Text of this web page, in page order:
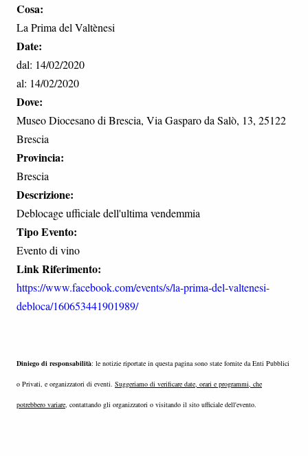
Cosa:
La Prima del Valtènesi
Date:
dal: 14/02/2020
al: 14/02/2020
Dove:
Museo Diocesano di Brescia, Via Gasparo da Salò, 13, 25122
Brescia
Provincia:
Brescia
Descrizione:
Deblocage ufficiale dell'ultima vendemmia
Tipo Evento:
Evento di vino
Link Riferimento:
https://www.facebook.com/events/s/la-prima-del-valtenesi-
debloca/160653441901989/
Diniego di responsabilità: le notizie riportate in questa pagina sono state fornite da Enti Pubblici
o Privati, e organizzatori di eventi. Suggeriamo di verificare date, orari e programmi, che
potrebbero variare, contattando gli organizzatori o visitando il sito ufficiale dell'evento.